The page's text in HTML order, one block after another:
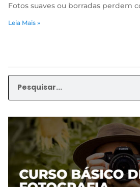
Fotos suaves ou borradas perdem
Leia Mais »